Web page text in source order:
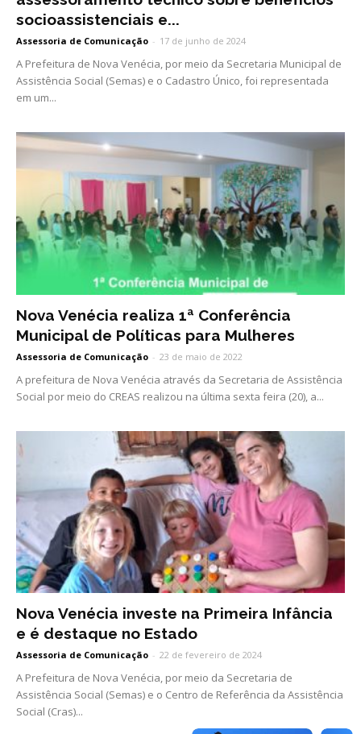
socioassistenciais e...
Assessoria de Comunicação - 17 de junho de 2024
A Prefeitura de Nova Venécia, por meio da Secretaria Municipal de
Assistência Social (Semas) e o Cadastro Único, foi representada
em um...
Nova Venécia realiza 1ª Conferência
Municipal de Políticas para Mulheres
Assessoria de Comunicação - 23 de maio de 2022
A prefeitura de Nova Venécia através da Secretaria de Assistência
Social por meio do CREAS realizou na última sexta feira (20), a...
Nova Venécia investe na Primeira Infância
e é destaque no Estado
Assessoria de Comunicação - 22 de fevereiro de 2024
A Prefeitura de Nova Venécia, por meio da Secretaria de
Assistência Social (Semas) e o Centro de Referência da Assistência
Social (Cras)...